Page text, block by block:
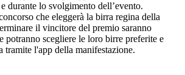
durante lo svolgimento dell’evento.
che eleggerà la birra regina della
il vincitore del premio saranno
potranno scegliere le loro birre preferite e
tramite l'app della manifestazione.